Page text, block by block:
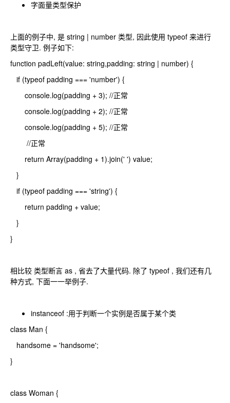
字面量类型保护
上面的例子中, 是 string | number 类型, 因此使用 typeof 来进行
类型守卫. 例子如下:
function padLeft(value: string,padding: string | number) {
if (typeof padding === 'number') {
console.log(padding + 3); //正常
console.log(padding + 2); //正常
console.log(padding + 5); //正常
//正常
return Array(padding + 1).join(' ') value;
}
if (typeof padding === 'string') {
return padding + value;
}
}
相比较 类型断言 as , 省去了大量代码. 除了 typeof , 我们还有几
种方式, 下面一一举例子.
instanceof :用于判断一个实例是否属于某个类
class Man {
handsome = 'handsome';
}
class Woman {